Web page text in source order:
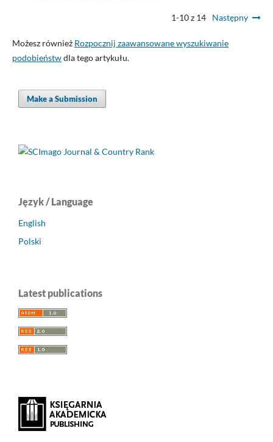
1-10 z 14 Następny
Możesz również Rozpocznij zaawansowane wyszukiwanie
podobieństwdla tego artykułu.
Make a Submission
Język / Language
English
Polski
Latest publications